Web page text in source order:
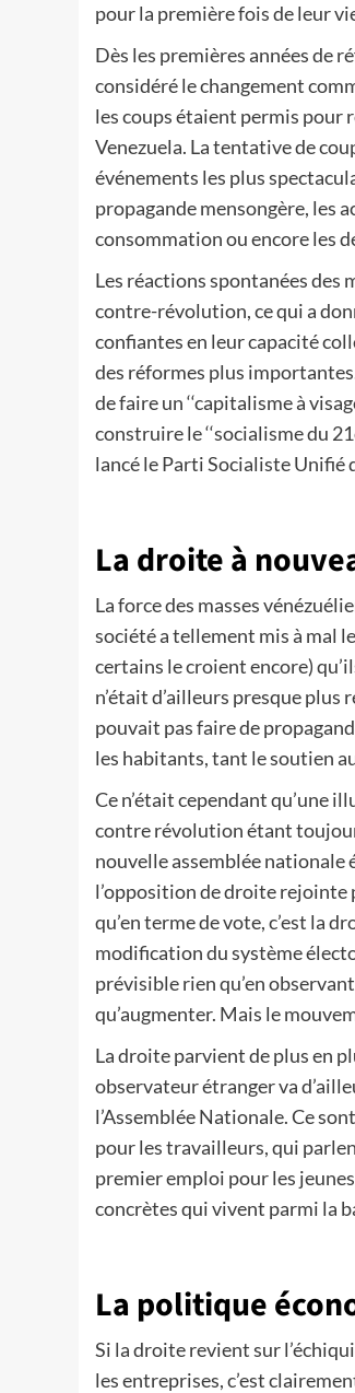
pour la première fois de leur
Dès les premières années de
considéré le changement
les coups étaient permis pour
Venezuela. La tentative de
événements les plus
propagande mensongère, les
consommation ou encore les
Les réactions spontanées des
contre-révolution, ce qui a
confiantes en leur capacité
des réformes plus
de faire un ‘‘capitalisme à
construire le ‘‘socialisme du
lancé le Parti Socialiste Unifié
La droite à
La force des masses
société a tellement mis à mal
certains le croient encore)
n’était d’ailleurs presque
pouvait pas faire de
les habitants, tant le soutien
Ce n’était cependant qu’une
contre révolution étant
nouvelle assemblée nationale
l’opposition de droite rejointe
qu’en terme de vote, c’est la
modification du système
prévisible rien qu’en
qu’augmenter. Mais le
La droite parvient de plus en
observateur étranger va
l’Assemblée Nationale. Ce
pour les travailleurs, qui
premier emploi pour les
concrètes qui vivent parmi la
La politique
Si la droite revient sur
les entreprises, c’est